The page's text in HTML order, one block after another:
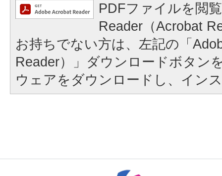
PDFファイルを閲
Reader（Acrobat
お持ちでない方は、左記の「
Reader）」ダウンロードボタン
ウェアをダウンロードし、イン